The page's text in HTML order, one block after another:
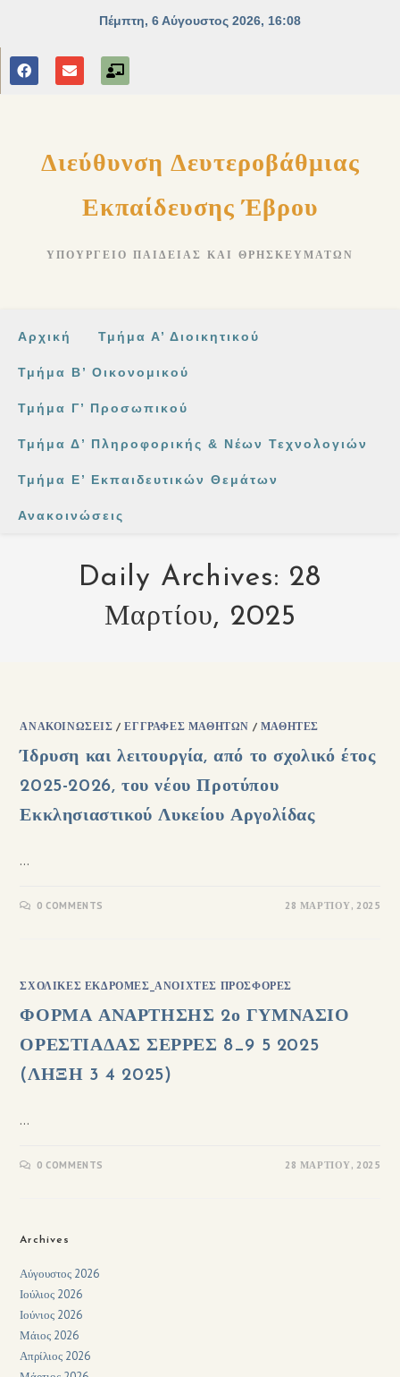
Διεύθυνση Δευτεροβάθμιας
Εκπαίδευσης Έβρου
ΥΠΟΥΡΓΕΊΟ ΠΑΙΔΕΊΑΣ ΚΑΙ ΘΡΗΣΚΕΥΜΆΤΩΝ
Αρχική Τμήμα Α’ Διοικητικού
Τμήμα Β’ Οικονομικού
Τμήμα Γ’ Προσωπικού
Τμήμα Δ’ Πληροφορικής & Νέων Τεχνολογιών
Τμήμα Ε’ Εκπαιδευτικών Θεμάτων
Ανακοινώσεις
Daily Archives: 28
Μαρτίου, 2025
ΑΝΑΚΟΙΝΏΣΕΙΣ /ΕΓΓΡΑΦΈΣ ΜΑΘΗΤΏΝ / ΜΑΘΗΤΈΣ
Ίδρυση και λειτουργία, από το σχολικό έτος
2025-2026, του νέου Προτύπου
Εκκλησιαστικού Λυκείου Αργολίδας
…
0 COMMENTS 28 ΜΑΡΤΊΟΥ, 2025
ΣΧΟΛΙΚΈΣ ΕΚΔΡΟΜΈΣ_ΑΝΟΙΧΤΈΣ ΠΡΟΣΦΟΡΈΣ
ΦΟΡΜΑ ΑΝΑΡΤΗΣΗΣ 2ο ΓΥΜΝΑΣΙΟ
ΟΡΕΣΤΙΑΔΑΣ ΣΕΡΡΕΣ 8_9 5 2025
(ΛΗΞΗ 3 4 2025)
…
0 COMMENTS 28 ΜΑΡΤΊΟΥ, 2025
Archives
Αύγουστος 2026
Ιούλιος 2026
Ιούνιος 2026
Μάιος 2026
Απρίλιος 2026